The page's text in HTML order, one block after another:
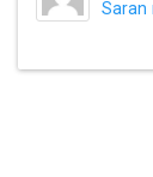
Saran